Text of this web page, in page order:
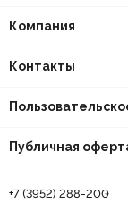
Компания
Контакты
Публичная
+7 (3952) 288-200